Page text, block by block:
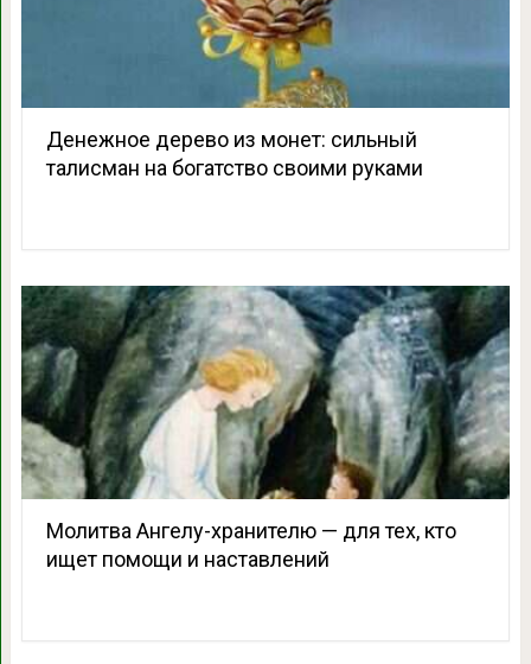
Денежное дерево из монет: сильный
талисман на богатство своими руками
Молитва Ангелу-хранителю — для тех, кто
ищет помощи и наставлений